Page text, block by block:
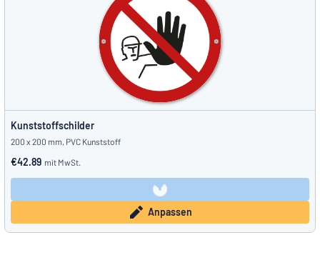
Kunststoffschilder
200 x 200 mm, PVC Kunststoff
€42.89 mit MwSt.
Anpassen